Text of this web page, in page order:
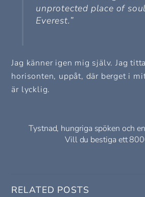
unprotected place of
Everest.”
Jag känner igen mig själv. Jag
horisonten, uppåt, där berget i
är lycklig.
Tystnad, hungriga spöken och
Vill du bestiga ett
RELATED POSTS